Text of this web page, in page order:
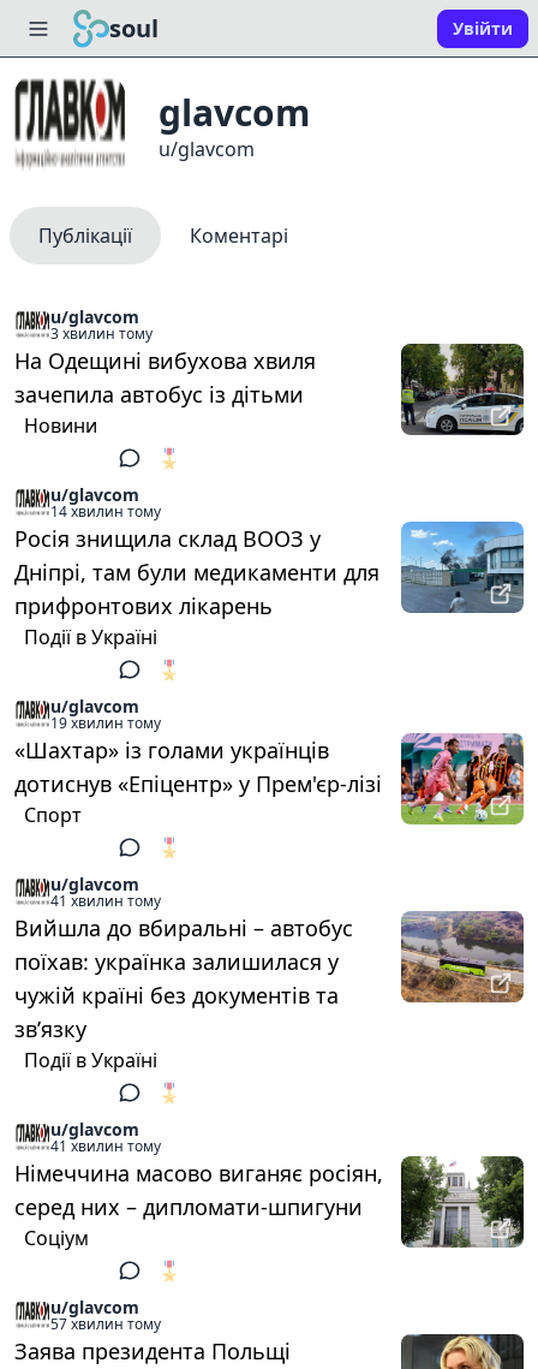
soul Увійти
glavcom
u/glavcom
Публікації Коментарі
u/glavcom
3 хвилин тому
На Одещині вибухова хвиля
зачепила автобус із дітьми
Новини
🎖️
u/glavcom
14 хвилин тому
Росія знищила склад ВООЗ у
Дніпрі, там були медикаменти для
прифронтових лікарень
Події в Україні
🎖️
u/glavcom
19 хвилин тому
«Шахтар» із голами українців
дотиснув «Епіцентр» у Прем'єр-лізі
Спорт
🎖️
u/glavcom
41 хвилин тому
Вийшла до вбиральні – автобус
поїхав: українка залишилася у
чужій країні без документів та
зв’язку
Події в Україні
🎖️
u/glavcom
41 хвилин тому
Німеччина масово виганяє росіян,
серед них – дипломати-шпигуни
Соціум
🎖️
u/glavcom
57 хвилин тому
Заява президента Польщі